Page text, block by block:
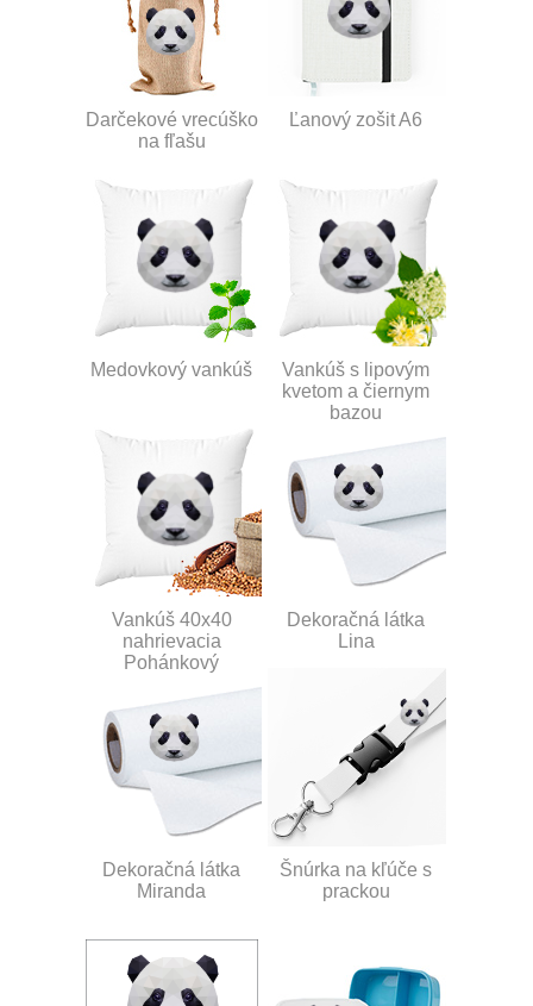
Darčekové vrecúško
na fľašu
Ľanový zošit A6
Medovkový vankúš
Vankúš s lipovým
kvetom a čiernym
bazou
Vankúš 40x40
nahrievacia
Pohánkový
Dekoračná látka
Lina
Dekoračná látka
Miranda
Šnúrka na kľúče s
prackou